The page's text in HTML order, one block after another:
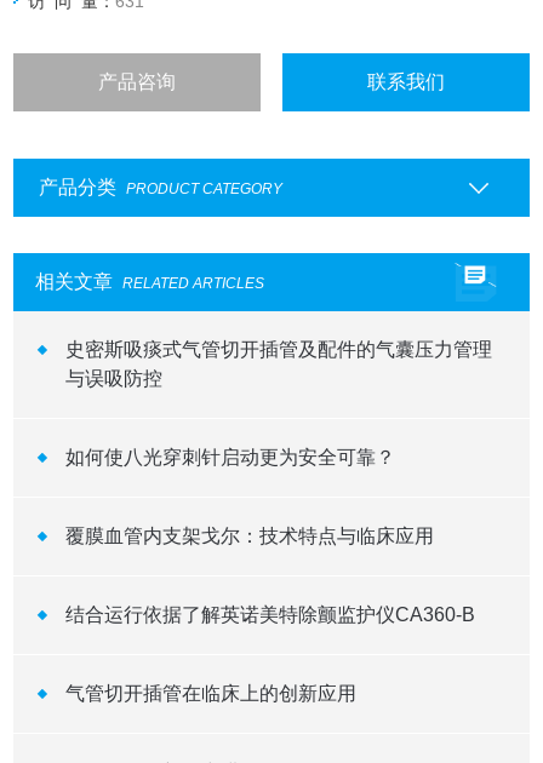
产品咨询 联系我们
产品分类 PRODUCT CATEGORY
相关文章 RELATED ARTICLES
史密斯吸痰式气管切开插管及配件的气囊压力管理
与误吸防控
如何使八光穿刺针启动更为安全可靠？
覆膜血管内支架戈尔：技术特点与临床应用
结合运行依据了解英诺美特除颤监护仪CA360-B
气管切开插管在临床上的创新应用